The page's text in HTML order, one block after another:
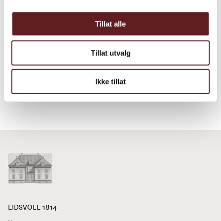
Tillat alle
Tillat utvalg
Ikke tillat
EIDSVOLL 1814